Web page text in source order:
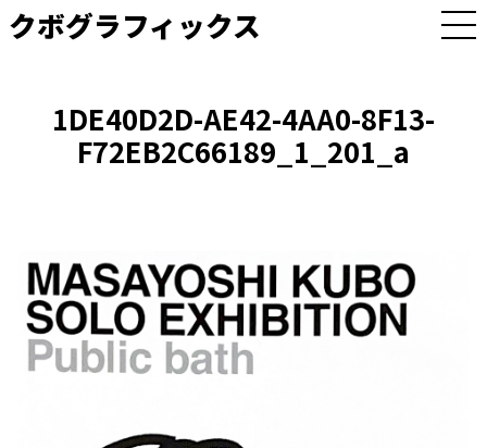
クボグラフィックス
M
E
1DE40D2D-AE42-4AA0-8F13-
F72EB2C66189_1_201_a